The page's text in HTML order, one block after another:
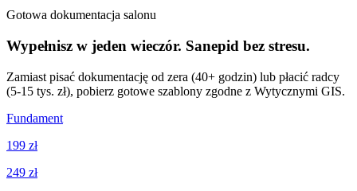
Gotowa dokumentacja salonu
Wypełnisz w jeden wieczór. Sanepid bez stresu.
Zamiast pisać dokumentację od zera (40+ godzin) lub płacić radcy
(5-15 tys. zł), pobierz gotowe szablony zgodne z Wytycznymi GIS.
Fundament
199 zł
249 zł